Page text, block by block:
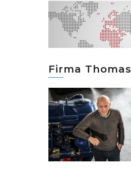
Firma Thomas